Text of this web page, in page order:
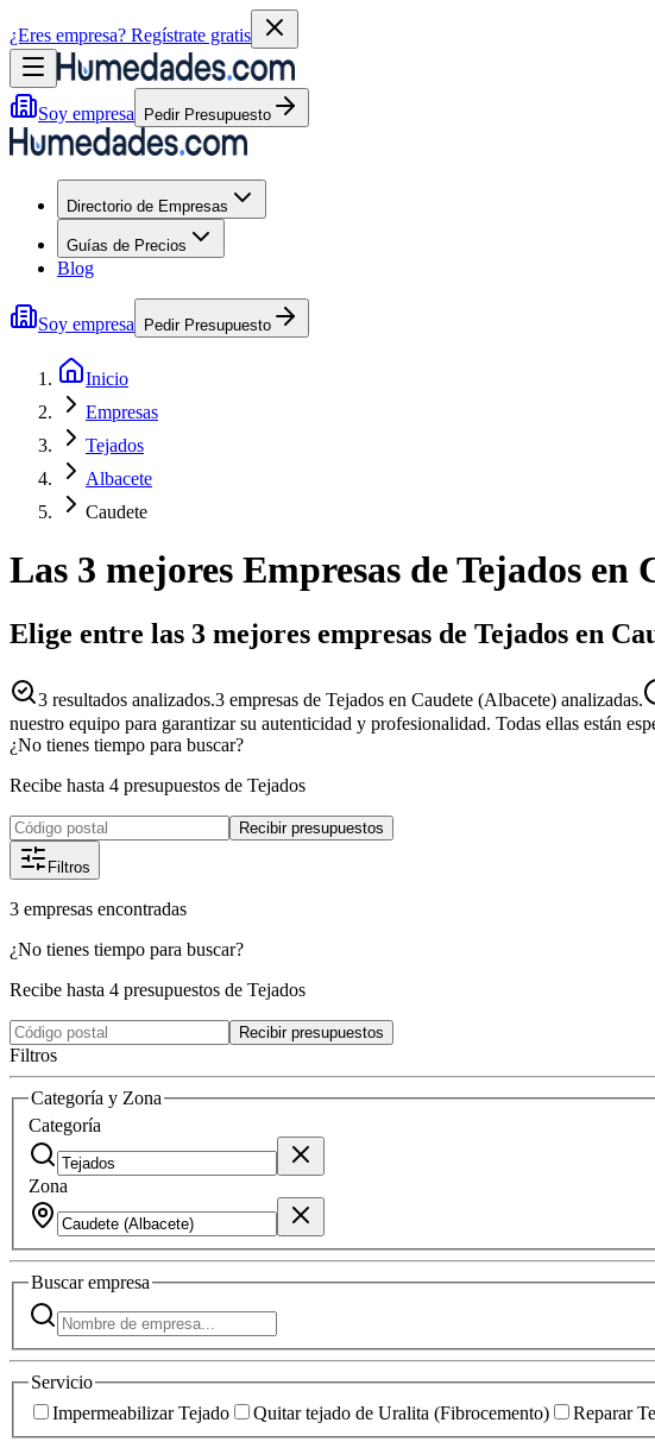
¿Eres empresa? Regístrate gratis
Soy empresa Pedir Presupuesto
Directorio de Empresas
Guías de Precios
Blog
Soy empresa Pedir Presupuesto
Inicio
Empresas
Tejados
Albacete
Caudete
Las 3 mejores Empresas deTejados en
Elige entre las 3 mejores empresas de Tejados en
3 resultados analizados.3 empresas de Tejados en Caudete (Albacete) analizadas.
nuestro equipo para garantizar su autenticidad y profesionalidad. Todas ellas están
¿No tienes tiempo para buscar?
Recibe hasta 4 presupuestos de Tejados
Recibir presupuestos
Filtros
3 empresas encontradas
¿No tienes tiempo para buscar?
Recibe hasta 4 presupuestos de Tejados
Recibir presupuestos
Filtros
Categoría y Zona
Categoría
Zona
Buscarempresa
Servicio
Impermeabilizar Tejado
Quitar tejado de Uralita (Fibrocemento) Reparar